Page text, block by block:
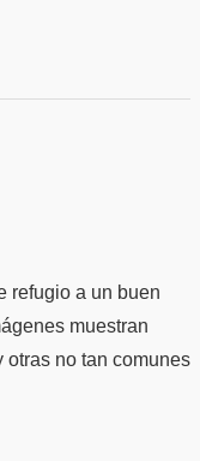
refugio a un buen
muestran
otras no tan comunes